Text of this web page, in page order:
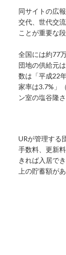
同サイトの広
交代、世代交
ことが重要な
全国には約77
団地の供給元
数は「平成22
家率は3.7%」
ン室の塩谷隆さ
URが管理する
手数料、更新
きれば入居で
上の貯蓄額が